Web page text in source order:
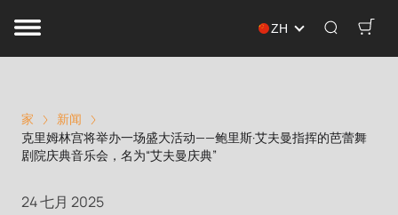
ZH
家
新闻
克里姆林宫将举办一场盛大活动——鲍里斯·艾夫曼指挥的芭蕾舞
剧院庆典音乐会，名为“艾夫曼庆典”
24 七月 2025